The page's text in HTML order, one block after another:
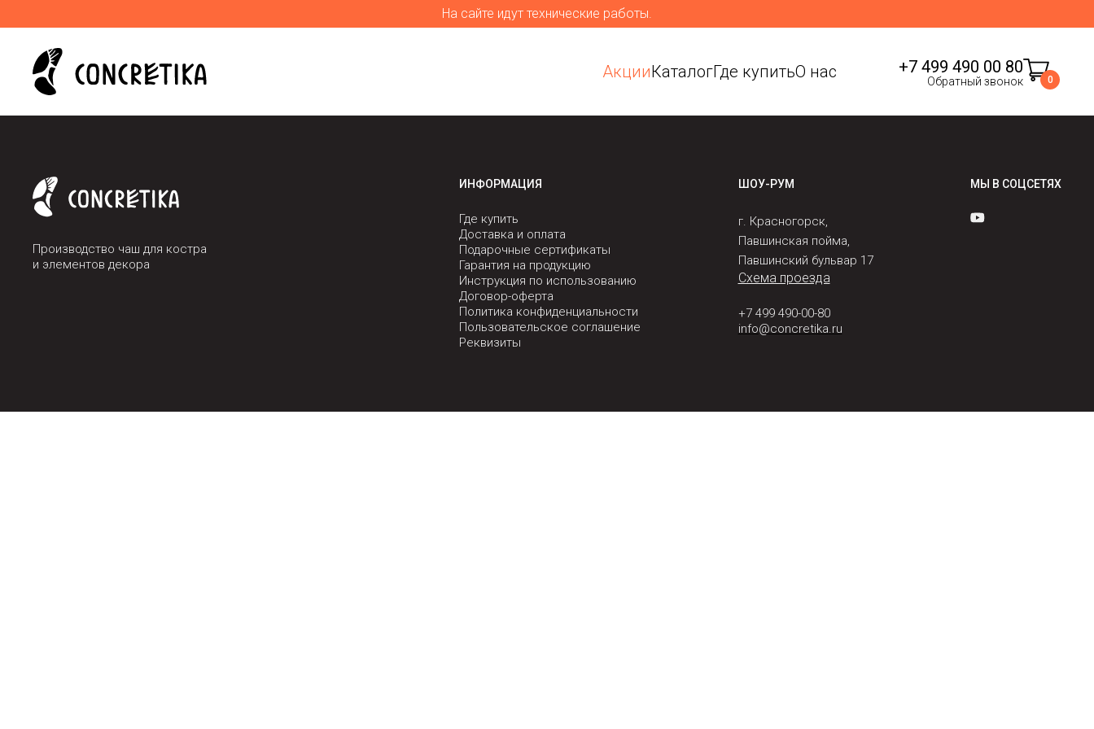
На сайте идут технические работы.
АкцииКаталогГде купитьО нас +7 499 490 00 80
Обратный звонок 0
Производство чаш для костра
и элементов декора
ИНФОРМАЦИЯ
Где купить
Доставка и оплата
Подарочные сертификаты
Гарантия на продукцию
Инструкция по использованию
Договор-оферта
Политика конфиденциальности
Пользовательское соглашение
Реквизиты
ШОУ-РУМ
г. Красногорск,
Павшинская пойма,
Павшинский бульвар 17
Схема проезда
+7 499 490-00-80
info@concretika.ru
МЫ В СОЦСЕТЯХ